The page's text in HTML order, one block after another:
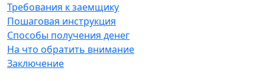
Требования к заемщику
Пошаговая инструкция
Способы получения денег
На что обратить внимание
Заключение